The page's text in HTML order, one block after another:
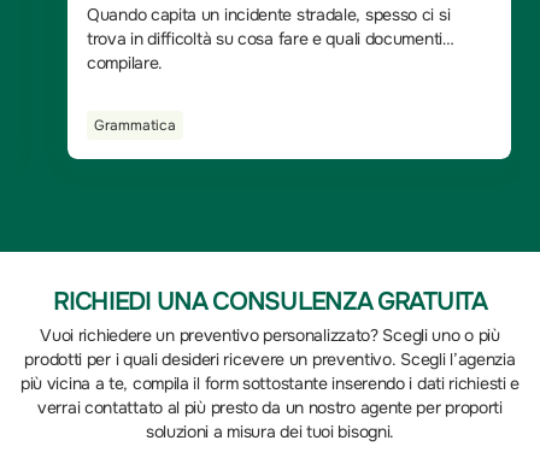
Quando capita un incidente stradale, spesso ci si
trova in difficoltà su cosa fare e quali documenti
compilare.
Grammatica
RICHIEDI UNA CONSULENZA GRATUITA
Vuoi richiedere un preventivo personalizzato? Scegli uno o più
prodotti per i quali desideri ricevere un preventivo. Scegli l’agenzia
più vicina a te, compila il form sottostante inserendo i dati richiesti e
verrai contattato al più presto da un nostro agente per proporti
soluzioni a misura dei tuoi bisogni.